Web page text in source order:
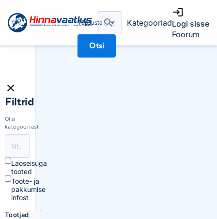
Täpsusta
Otsi
KategooriadLogi sisse
Foorum
Filtrid
Otsi
kategooriast
Laoseisuga
tooted
Toote- ja
pakkumise
infost
Tootjad